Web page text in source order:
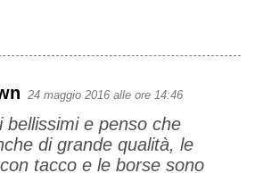
24 maggio 2016 alle ore 14:46
bellissimi e penso che
di grande qualità, le
tacco e le borse sono